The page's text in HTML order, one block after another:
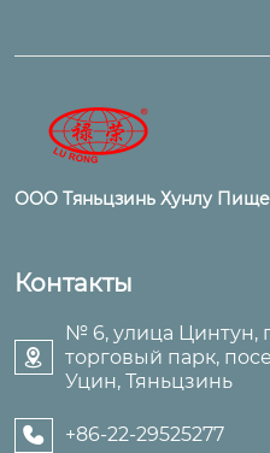
ООО Тяньцзинь Хунлу
Контакты

№ 6, улица
торговый парк,
Уцин, Тяньцзинь
 +86-22-29525277